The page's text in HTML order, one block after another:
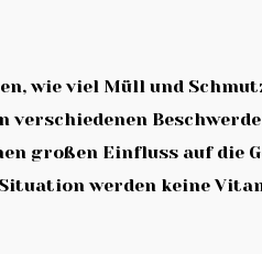
wie viel Müll und
verschiedenen
großen Einfluss auf
werden keine